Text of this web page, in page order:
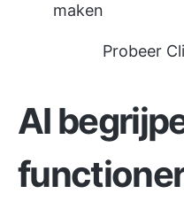
maken
Probeer
AI